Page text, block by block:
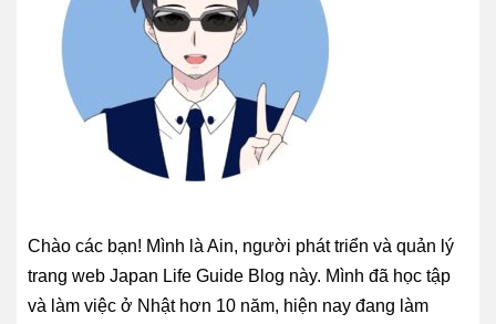
Chào các bạn! Mình là Ain, người phát triển và quản lý
trang web Japan Life Guide Blog này. Mình đã học tập
và làm việc ở Nhật hơn 10 năm, hiện nay đang làm